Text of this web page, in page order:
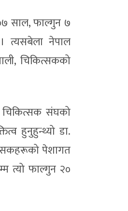
साल, फाल्गुन ७
त्यसबेला नेपाल
चिकित्सकको
चिकित्सक संघको
हुनुहुन्थ्यो डा.
पेशागत
त्यो फाल्गुन २०